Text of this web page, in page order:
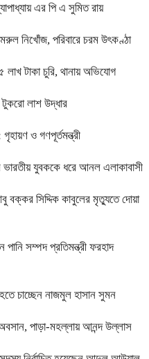
এর পি এ সুমিত রায়
নিখোঁজ, পরিবারে চরম উৎকণ্ঠা
লাখ টাকা চুরি, থানায় অভিযোগ
টুকরো লাশ উদ্ধার
ও গণপূর্তমন্ত্রী
ভারতীয় যুবককে ধরে আনল এলাকাবাসী
বক্কর সিদ্দিক কাবুলের মৃত্যুতে দোয়া
পানি সম্পদ প্রতিমন্ত্রী ফরহাদ
চাচ্ছেন নাজমুল হাসান সুমন
অবসান, পাড়া-মহল্লায় আনন্দ উল্লাস